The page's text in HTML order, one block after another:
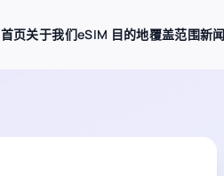
首页关于我们eSIM 目的地覆盖范围新闻